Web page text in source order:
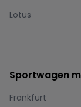
Lotus
Sportwagen
Frankfurt